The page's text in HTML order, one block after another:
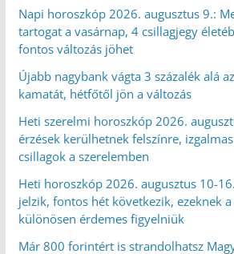
Napi horoszkóp 2026. augusztus 9.:
tartogat a vasárnap, 4 csillagjegy
fontos változás jöhet
Újabb nagybank vágta 3 százalék alá
kamatát, hétfőtől jön a változás
Heti szerelmi horoszkóp 2026.
érzések kerülhetnek felszínre,
csillagok a szerelemben
Heti horoszkóp 2026. augusztus 10-
jelzik, fontos hét következik, ezeknek
különösen érdemes figyelniük
Már 800 forintért is strandolhatsz